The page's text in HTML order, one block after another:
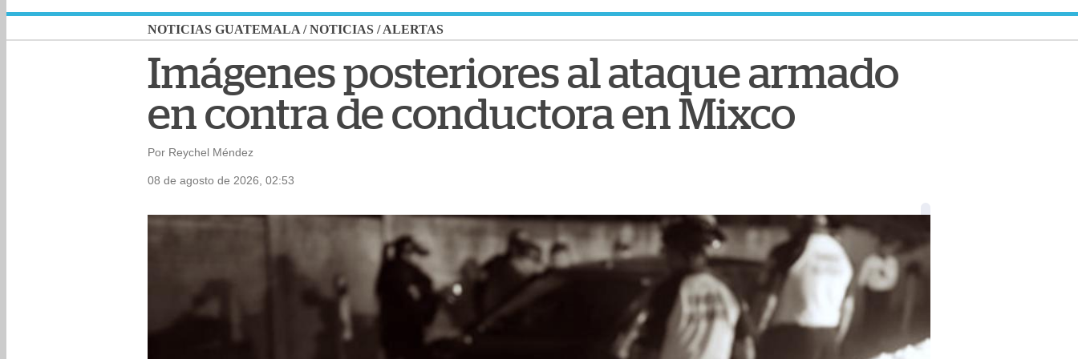
NOTICIAS GUATEMALA /NOTICIAS /ALERTAS
Imágenes posteriores al ataque armado
en contra de conductora en Mixco
Por Reychel Méndez
08 de agosto de 2026, 02:53